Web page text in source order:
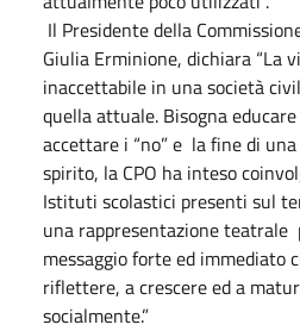
Il Presidente della
Giulia Erminione, dichiara “La
inaccettabile in una società
quella attuale. Bisogna
accettare i “no” e la fine di
spirito, la CPO ha inteso
Istituti scolastici presenti sul
una rappresentazione teatrale
messaggio forte ed immediato
riflettere, a crescere ed a
socialmente.”